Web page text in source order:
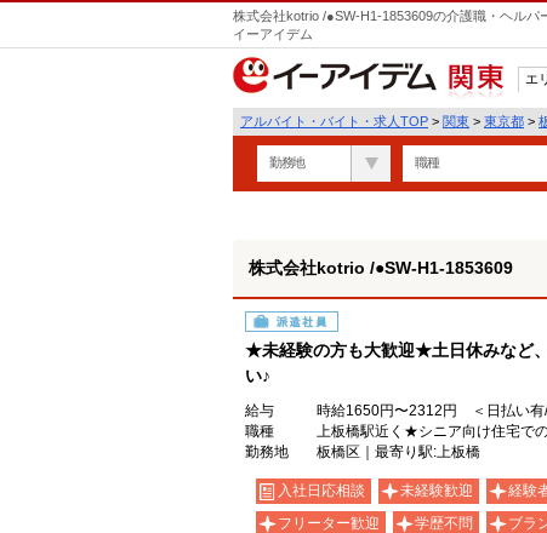
株式会社kotrio /●SW-H1-1853609の介護職・ヘル
イーアイデム
関東
エ
アルバイト・バイト・求人TOP > 関東 > 東京都 >
勤務地 職種
株式会社kotrio /●SW-H1-1853609
派遣社員
★未経験の方も大歓迎★土日休みなど
い♪
給与
時給1650円〜2312円 ＜日払い有/
職種
上板橋駅近く★シニア向け住宅で
勤務地
板橋区｜最寄り駅:上板橋
入社日応相談 未経験歓迎 経験
フリーター歓迎
学歴不問 ブラ